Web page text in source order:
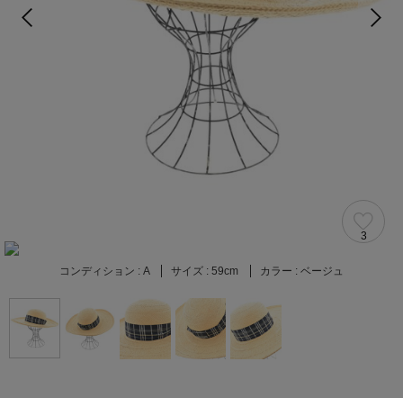
3
コンディション : A サイズ : 59cm カラー : ベージュ